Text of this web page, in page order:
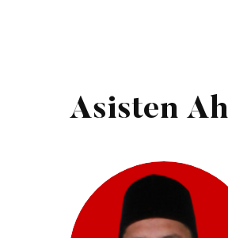
Asisten